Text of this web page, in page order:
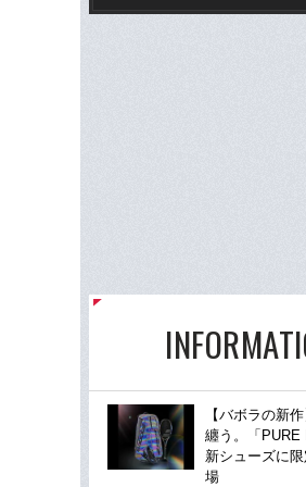
【バボラの新
纏う。「PURE
新シューズに
場